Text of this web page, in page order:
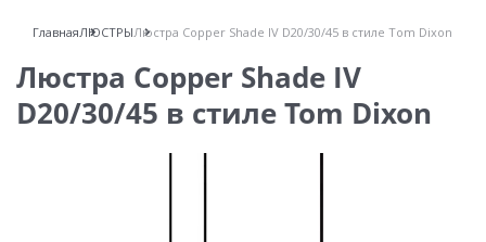
ГлавнаяЛЮСТРЫЛюстра Copper Shade IV D20/30/45 в стиле Tom Dixon
Люстра Copper Shade IV
D20/30/45 в стиле Tom Dixon